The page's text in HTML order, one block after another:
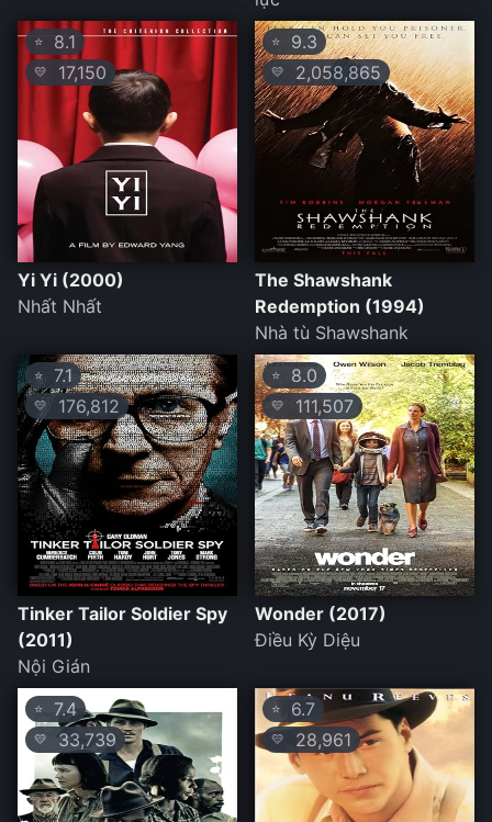
⭐ 8.1
💛 17,150
Yi Yi (2000)
Nhất Nhất
⭐ 9.3
💛 2,058,865
The Shawshank
Redemption (1994)
Nhà tù Shawshank
⭐ 7.1
💛 176,812
Tinker Tailor Soldier Spy
(2011)
Nội Gián
⭐ 8.0
💛 111,507
Wonder (2017)
Điều Kỳ Diệu
⭐ 7.4
💛 33,739
⭐ 6.7
💛 28,961